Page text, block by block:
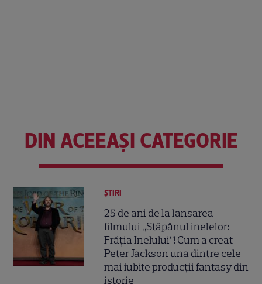
DIN ACEEAȘI CATEGORIE
ȘTIRI
25 de ani de la lansarea
filmului „Stăpânul inelelor:
Frăția Inelului”! Cum a creat
Peter Jackson una dintre cele
mai iubite producții fantasy din
istorie